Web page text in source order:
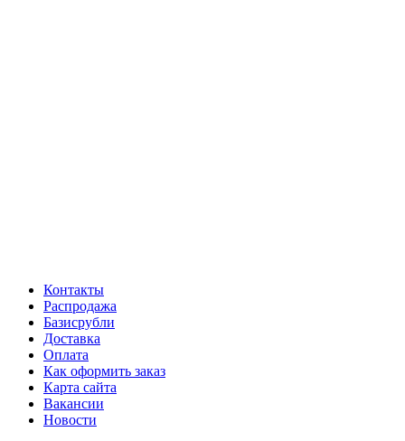
Контакты
Распродажа
Базисрубли
Доставка
Оплата
Как оформить заказ
Карта сайта
Вакансии
Новости